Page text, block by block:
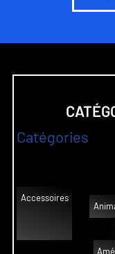
Catégories
Accessoires